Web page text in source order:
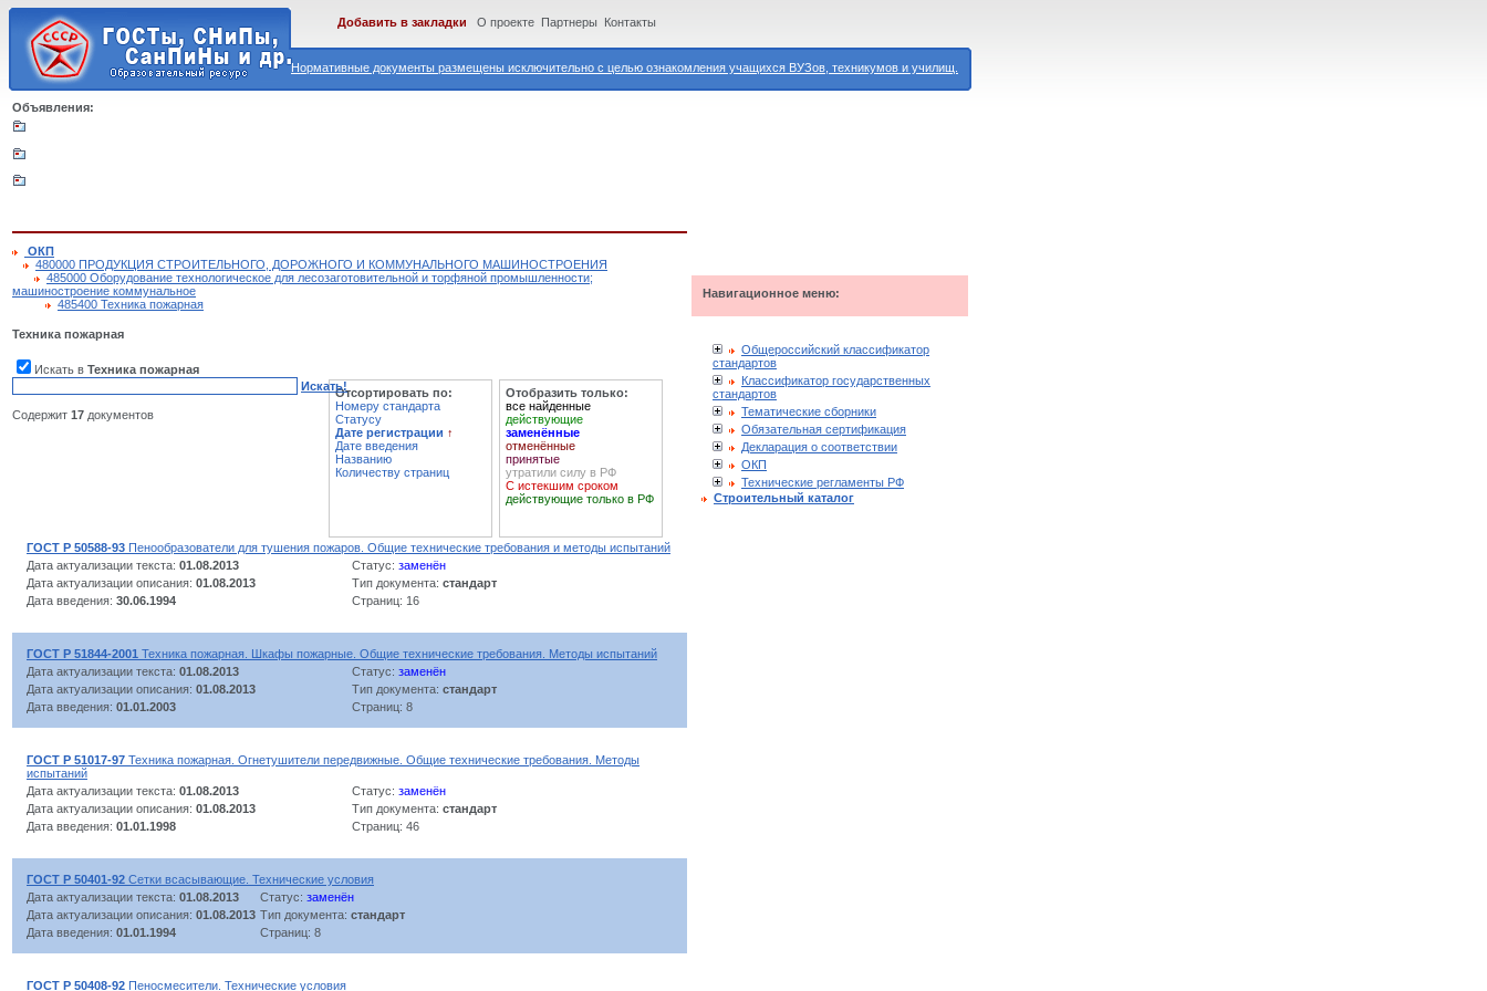
Нормативные документы размещены исключительно с целью ознакомления учащихся ВУЗов, техникумов и училищ.
Добавить в закладки О проекте Партнеры Контакты
Объявления:
ОКП
480000 ПРОДУКЦИЯ СТРОИТЕЛЬНОГО, ДОРОЖНОГО И КОММУНАЛЬНОГО МАШИНОСТРОЕНИЯ
485000 Оборудование технологическое для лесозаготовительной и торфяной промышленности;
машиностроение коммунальное
485400 Техника пожарная
Техника пожарная
Искать в Техника пожарная
Искать!
Содержит 17 документов
Отсортировать по:
Номеру стандарта
Статусу
Дате регистрации ↑
Дате введения
Названию
Количеству страниц
Отобразить только:
все найденные
действующие
заменённые
отменённые
принятые
утратили силу в РФ
С истекшим сроком
действующие только в РФ
ГОСТ Р 50588-93 Пенообразователи для тушения пожаров. Общие технические требования и методы испытаний
Дата актуализации текста: 01.08.2013 Статус: заменён
Дата актуализации описания: 01.08.2013 Тип документа: стандарт
Дата введения: 30.06.1994 Страниц: 16
ГОСТ Р 51844-2001 Техника пожарная. Шкафы пожарные. Общие технические требования. Методы испытаний
Дата актуализации текста: 01.08.2013 Статус: заменён
Дата актуализации описания: 01.08.2013 Тип документа: стандарт
Дата введения: 01.01.2003 Страниц: 8
ГОСТ Р 51017-97 Техника пожарная. Огнетушители передвижные. Общие технические требования. Методы
испытаний
Дата актуализации текста: 01.08.2013 Статус: заменён
Дата актуализации описания: 01.08.2013 Тип документа: стандарт
Дата введения: 01.01.1998 Страниц: 46
ГОСТ Р 50401-92 Сетки всасывающие. Технические условия
Дата актуализации текста: 01.08.2013 Статус: заменён
Дата актуализации описания: 01.08.2013 Тип документа: стандарт
Дата введения: 01.01.1994 Страниц: 8
ГОСТ Р 50408-92 Пеносмесители. Технические условия
Навигационное меню:
Общероссийский классификатор
стандартов
Классификатор государственных
стандартов
Тематические сборники
Обязательная сертификация
Декларация о соответствии
ОКП
Технические регламенты РФ
Строительный каталог